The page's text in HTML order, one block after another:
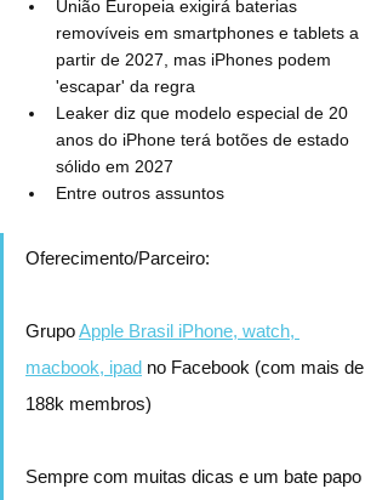
União Europeia exigirá baterias
removíveis em smartphones e tablets a
partir de 2027, mas iPhones podem
'escapar' da regra
Leaker diz que modelo especial de 20
anos do iPhone terá botões de estado
sólido em 2027
Entre outros assuntos
Oferecimento/Parceiro:
Grupo Apple Brasil iPhone, watch,
macbook, ipad no Facebook (com mais de
188k membros)
Sempre com muitas dicas e um bate papo